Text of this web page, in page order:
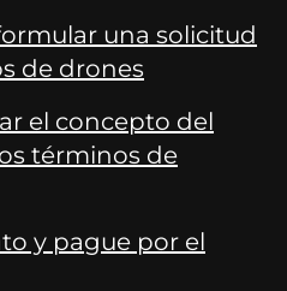
una solicitud
de drones
el concepto del
términos de
y pague por el